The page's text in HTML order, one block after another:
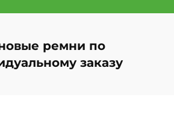
ремни по
заказу